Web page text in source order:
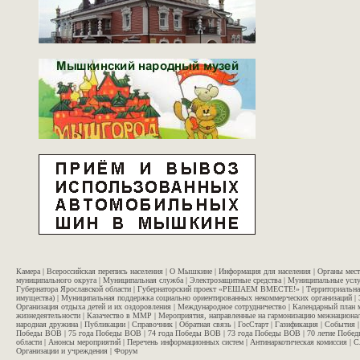
Камера | Всероссийская перепись населения | О Мышкине | Информация для населения | Органы
муниципального округа | Муниципальная служба | Электрозащитные средства | Муниципальные
Губернатора Ярославской области | Губернаторский проект «РЕШАЕМ ВМЕСТЕ!» |
имущества) | Муниципальная поддержка социально ориентированных некоммерческих организаций |
Организация отдыха детей и их оздоровления | Международное сотрудничество | Календарный план
жизнедеятельности | Казачество в ММР | Мероприятия, направленные на гармонизацию
народная дружина | Публикации | Справочник | Обратная связь | ГосСтарт| Газификация | События |
Победы ВОВ | 75 года Победы ВОВ | 74 года Победы ВОВ | 73 года Победы ВОВ | 70 летие
области | Анонсы мероприятий | Перечень информационных систем | Антинаркотическая комиссия |
Организации и учреждения | Форум